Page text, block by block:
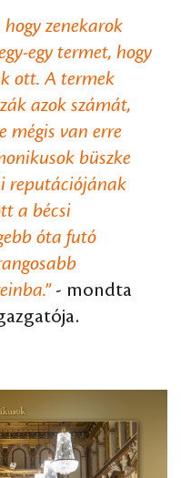
zenekarok
egy termet, hogy
ott. A termek
azok számát,
mégis van erre
büszke
reputációjának
a bécsi
óta futó
- mondta